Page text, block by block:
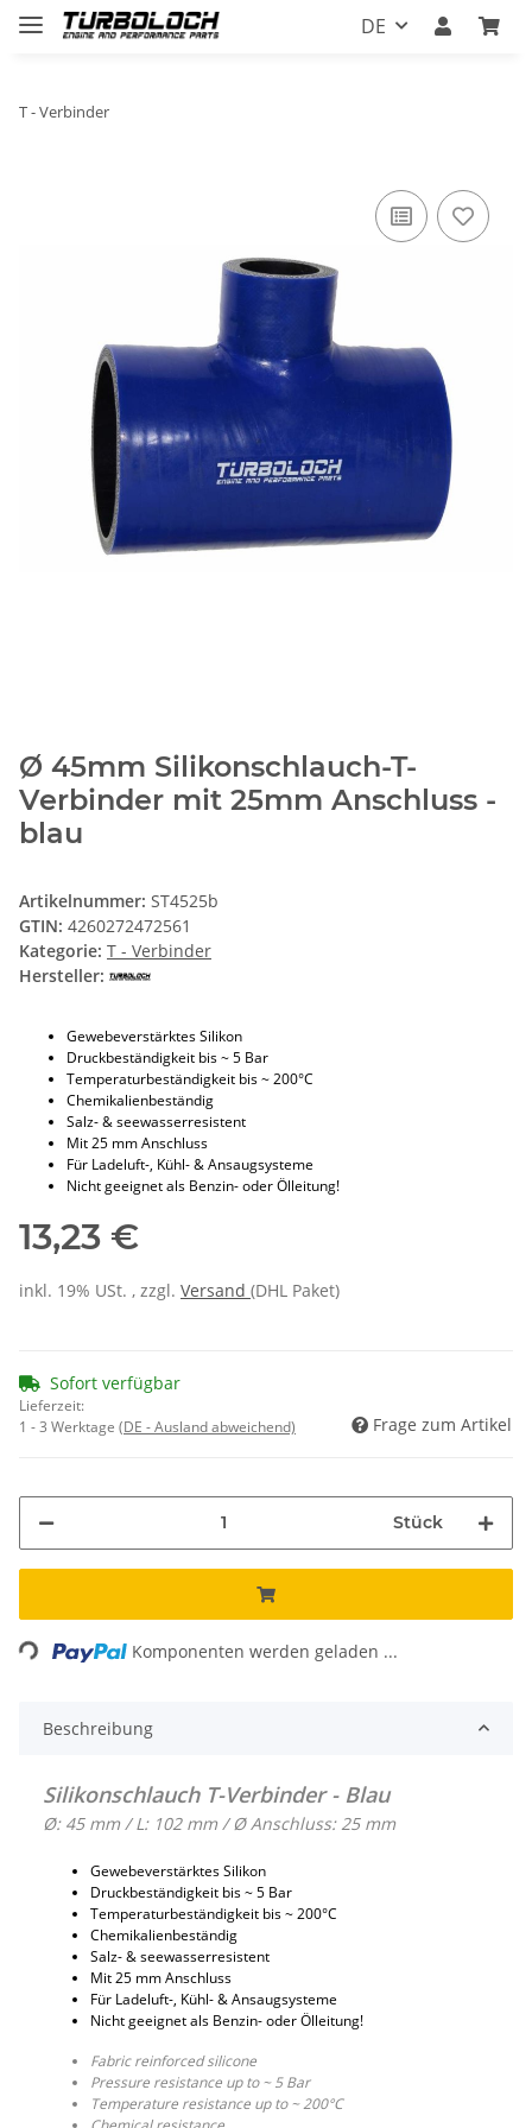
DE
T - Verbinder
Ø 45mm Silikonschlauch-T-
Verbinder mit 25mm Anschluss -
blau
Artikelnummer: ST4525b
GTIN: 4260272472561
Kategorie: T - Verbinder
Hersteller:
Gewebeverstärktes Silikon
Druckbeständigkeit bis ~ 5 Bar
Temperaturbeständigkeit bis ~ 200°C
Chemikalienbeständig
Salz- & seewasserresistent
Mit 25 mm Anschluss
Für Ladeluft-, Kühl- & Ansaugsysteme
Nicht geeignet als Benzin- oder Ölleitung!
13,23 €
inkl. 19% USt. , zzgl. Versand (DHL Paket)
Sofort verfügbar
Lieferzeit:
1 - 3 Werktage (DE - Ausland abweichend) Frage zum Artikel
Stück
Loading... Komponenten werden geladen ...
Beschreibung
Silikonschlauch T-Verbinder - Blau
Ø: 45 mm / L: 102 mm / Ø Anschluss: 25 mm
Gewebeverstärktes Silikon
Druckbeständigkeit bis ~ 5 Bar
Temperaturbeständigkeit bis ~ 200°C
Chemikalienbeständig
Salz- & seewasserresistent
Mit 25 mm Anschluss
Für Ladeluft-, Kühl- & Ansaugsysteme
Nicht geeignet als Benzin- oder Ölleitung!
Fabric reinforced silicone
Pressure resistance up to ~ 5 Bar
Temperature resistance up to ~ 200°C